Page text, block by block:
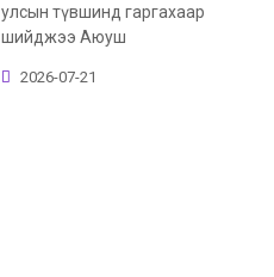
улсын түвшинд гаргахаар
шийджээ Аюуш
2026-07-21